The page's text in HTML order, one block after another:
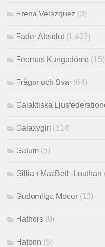
Erena Velazquez (3)
Fader Absolut (1,407)
Feernas Kungadöme (15)
Frågor och Svar (64)
Galaktiska
Galaxygirl (314)
Gatum (5)
Gillian MacBeth-Louthan
Gudomliga Moder (10)
Hathors (9)
Hatonn (5)